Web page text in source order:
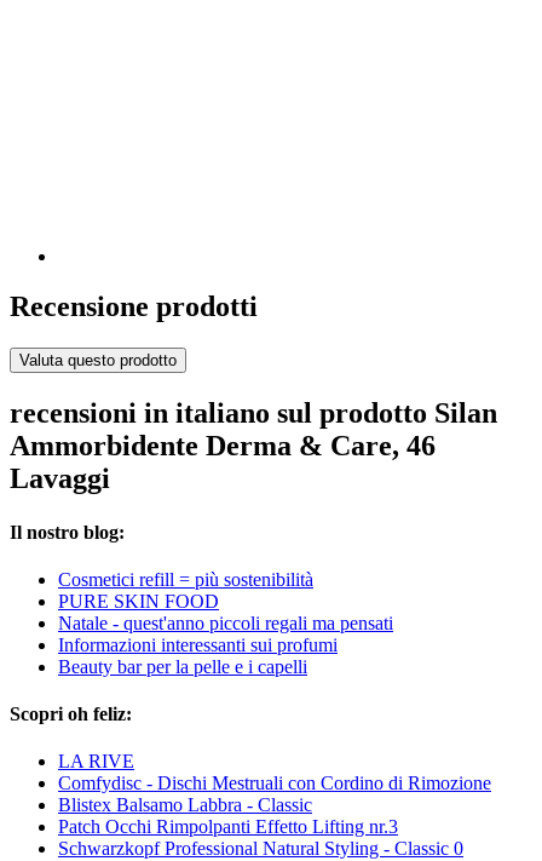
Recensione prodotti
Valuta questo prodotto
recensioni in italiano sul prodotto Silan
Ammorbidente Derma & Care, 46
Lavaggi
Il nostro blog:
Cosmetici refill = più sostenibilità
PURE SKIN FOOD
Natale - quest'anno piccoli regali ma pensati
Informazioni interessanti sui profumi
Beauty bar per la pelle e i capelli
Scopri oh feliz:
LA RIVE
Comfydisc - Dischi Mestruali con Cordino di Rimozione
Blistex Balsamo Labbra - Classic
Patch Occhi Rimpolpanti Effetto Lifting nr.3
Schwarzkopf Professional Natural Styling - Classic 0